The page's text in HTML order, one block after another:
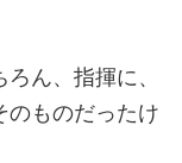
ん、指揮に、
のものだったけ